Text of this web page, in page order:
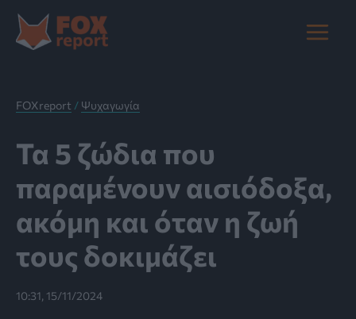
στο
περιεχόμενο
Main
FOXreport / Ψυχαγωγία
Τα 5 ζώδια που
παραμένουν αισιόδοξα,
ακόμη και όταν η ζωή
τους δοκιμάζει
10:31, 15/11/2024